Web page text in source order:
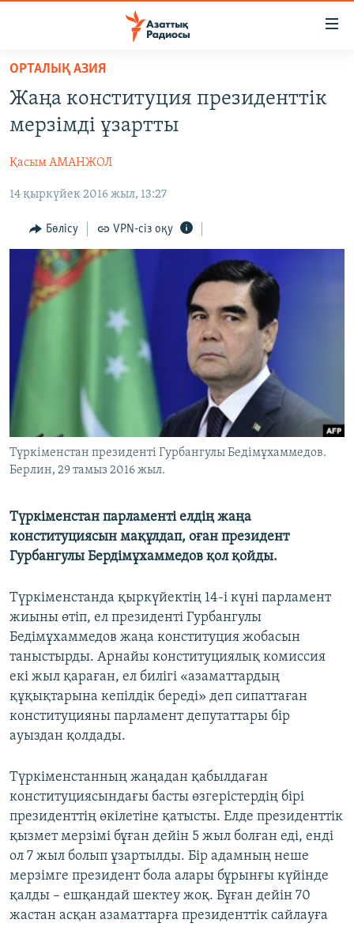
Skip
main
content
to
Navigation
Search
САЯСАТ
AZATTYQTV
ҚАҢТАР ОҚИҒАСЫ
АДАМ ҚҰҚЫҚТАРЫ
ӘЛЕУМЕТ
ӘЛЕМ
АРНАЙЫ ЖОБАЛАР
Русский
Басқа тілдерде
ОРТАЛЫҚ АЗИЯ
Жаңа конституция президенттік
мерзімді ұзартты
Қасым АМАНЖОЛ
14 қыркүйек 2016 жыл, 13:27
Бөлісу VPN-сіз оқу
Түркіменстан президенті Гурбангулы Бедімұхаммедов.
Берлин, 29 тамыз 2016 жыл.
Түркіменстан парламенті елдің жаңа
конституциясын мақұлдап, оған президент
Гурбангулы Бердімұхаммедов қол қойды.
Түркіменстанда қыркүйектің 14-і күні парламент
жиыны өтіп, ел президенті Гурбангулы
Бедімұхаммедов жаңа конституция жобасын
таныстырды. Арнайы конституциялық комиссия
екі жыл қараған, ел билігі «азаматтардың
құқықтарына кепілдік береді» деп сипаттаған
конституцияны парламент депутаттары бір
ауыздан қолдады.
Түркіменстанның жаңадан қабылдаған
конституциясындағы басты өзгерістердің бірі
президенттің өкілетіне қатысты. Елде президенттік
қызмет мерзімі бұған дейін 5 жыл болған еді, енді
ол 7 жыл болып ұзартылды. Бір адамның неше
мерзімге президент бола алары бұрынғы күйінде
қалды – ешқандай шектеу жоқ. Бұған дейін 70
жастан асқан азаматтарға президенттік сайлауға